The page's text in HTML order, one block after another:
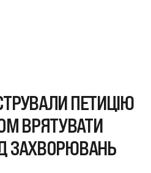
ПЕТИЦІЮ
ВРЯТУВАТИ
ЗАХВОРЮВАНЬ